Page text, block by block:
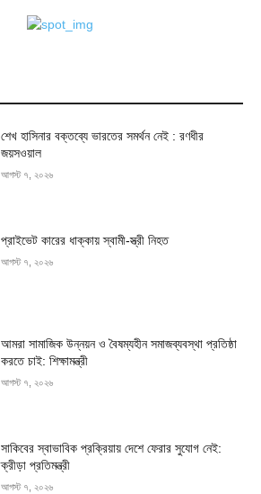
শেখ হাসিনার বক্তব্যে ভারতের সমর্থন নেই : রণধীর
জয়সওয়াল
আগস্ট ৭, ২০২৬
প্রাইভেট কারের ধাক্কায় স্বামী-স্ত্রী নিহত
আগস্ট ৭, ২০২৬
আমরা সামাজিক উন্নয়ন ও বৈষম্যহীন সমাজব্যবস্থা প্রতিষ্ঠা
করতে চাই: শিক্ষামন্ত্রী
আগস্ট ৭, ২০২৬
সাকিবের স্বাভাবিক প্রক্রিয়ায় দেশে ফেরার সুযোগ নেই:
ক্রীড়া প্রতিমন্ত্রী
আগস্ট ৭, ২০২৬